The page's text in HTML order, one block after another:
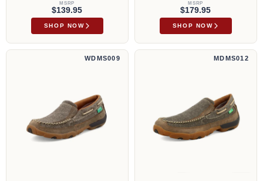
MSRP
$139.95
SHOP NOW
MSRP
$179.95
SHOP NOW
Mocasines de conducción sin cordones | WDMS009
WDMS009
Mocasines de conducción sin cordones |
MDMS012